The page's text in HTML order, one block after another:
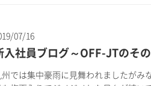
07/16
入社員ブログ～OFF-JTのそ
では集中豪雨に見舞われましたがみ